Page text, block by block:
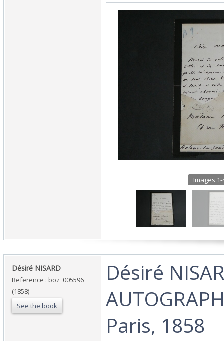
Images
‎Désiré NISARD‎
Reference : boz_005596
(1858)
See the book
‎Désiré
Paris, 1858‎